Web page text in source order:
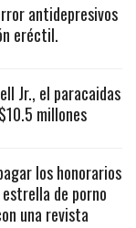
antidepresivos
eréctil.
Jr., el paracaidas
millones
los honorarios
de porno
una revista